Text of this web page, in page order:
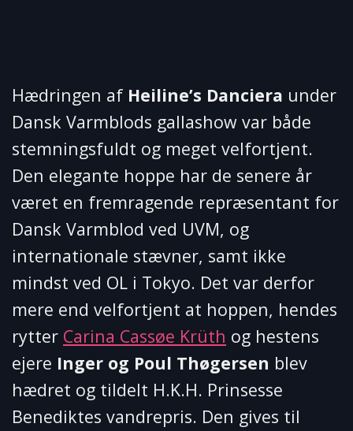
Hædringen af Heiline’s Danciera under
Dansk Varmblods gallashow var både
stemningsfuldt og meget velfortjent.
Den elegante hoppe har de senere år
været en fremragende repræsentant for
Dansk Varmblod ved UVM, og
internationale stævner, samt ikke
mindst ved OL i Tokyo. Det var derfor
mere end velfortjent at hoppen, hendes
rytter Carina Cassøe Krüth og hestens
ejere Inger og Poul Thøgersen blev
hædret og tildelt H.K.H. Prinsesse
Benediktes vandrepris. Den gives til